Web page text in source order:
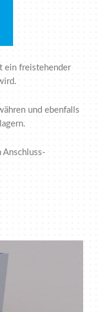
ein freistehender
und ebenfalls